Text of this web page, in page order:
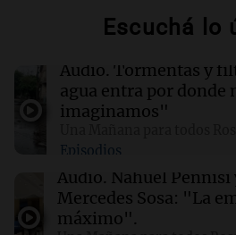
Clima en Salta: cómo
domingo 9 de agosto
Clima en Tucumán: cómo
este domingo 9 de agosto
00:21 Clima
Escuchá lo
Audio. Tormentas y
agua entra por donde
imaginamos"
Episodios
Audio. Nahuel Pennisi
Mercedes Sosa: "La
máximo".